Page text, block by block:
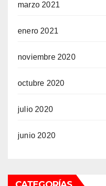
marzo 2021
enero 2021
noviembre 2020
octubre 2020
julio 2020
junio 2020